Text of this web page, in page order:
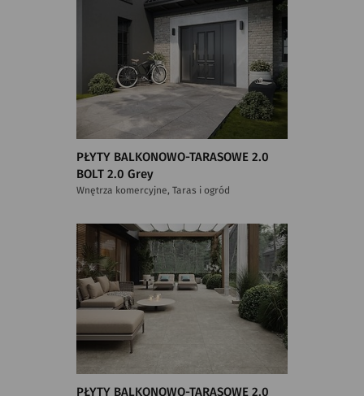
PŁYTY BALKONOWO-TARASOWE 2.0
BOLT 2.0 Grey
Wnętrza komercyjne, Taras i ogród
PŁYTY BALKONOWO-TARASOWE 2.0